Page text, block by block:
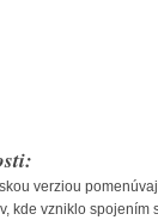
verziou
kde vzniklo spojením